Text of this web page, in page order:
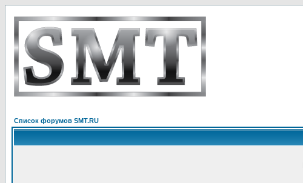
Список форумов SMT.RU